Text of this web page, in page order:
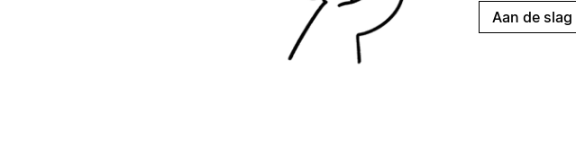
Aan de slag